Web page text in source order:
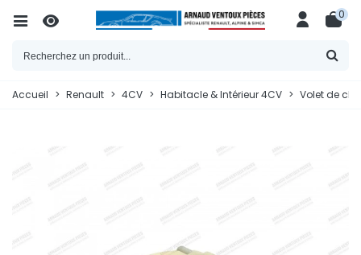
0
Accueil > Renault > 4CV > Habitacle & Intérieur 4CV > Volet de